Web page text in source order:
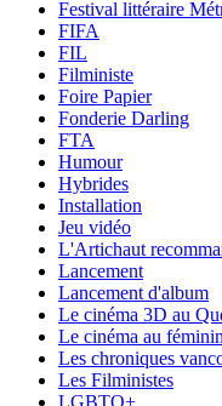
Festival littéraire
FIFA
FIL
Filministe
Foire Papier
Fonderie Darling
FTA
Humour
Hybrides
Installation
Jeu vidéo
L'Artichaut
Lancement
Lancement d'album
Le cinéma 3D au
Le cinéma au féminin
Les chroniques
Les Filministes